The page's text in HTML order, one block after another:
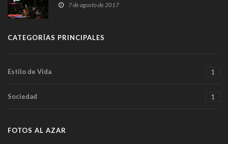
7 de agosto de 2017
CATEGORÍAS PRINCIPALES
Estilo de Vida 1
Sociedad 1
FOTOS AL AZAR